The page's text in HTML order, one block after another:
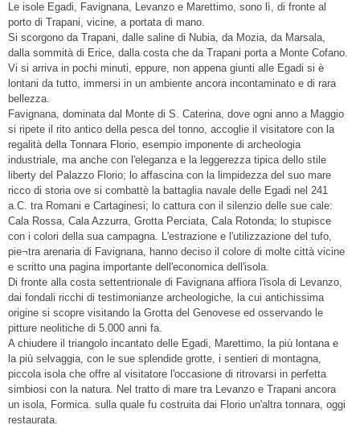
Le isole Egadi, Favignana, Levanzo e Marettimo, sono lì, di fronte al
porto di Trapani, vicine, a portata di mano.
Si scorgono da Trapani, dalle saline di Nubia, da Mozia, da Marsala,
dalla sommità di Erice, dalla costa che da Trapani porta a Monte Cofano.
Vi si arriva in pochi minuti, eppure, non appena giunti alle Egadi si è
lontani da tutto, immersi in un ambiente ancora incontaminato e di rara
bellezza.
Favignana, dominata dal Monte di S. Caterina, dove ogni anno a Maggio
si ripete il rito antico della pesca del tonno, accoglie il visitatore con la
regalità della Tonnara Florio, esempio imponente di archeologia
industriale, ma anche con l'eleganza e la leggerezza tipica dello stile
liberty del Palazzo Florio; lo affascina con la limpidezza del suo mare
ricco di storia ove si combattè la battaglia navale delle Egadi nel 241
a.C. tra Romani e Cartaginesi; lo cattura con il silenzio delle sue cale:
Cala Rossa, Cala Azzurra, Grotta Perciata, Cala Rotonda; lo stupisce
con i colori della sua campagna. L'estrazione e l'utilizzazione del tufo,
pie¬tra arenaria di Favignana, hanno deciso il colore di molte città vicine
e scritto una pagina importante dell'economica dell'isola.
Di fronte alla costa settentrionale di Favignana affiora l'isola di Levanzo,
dai fondali ricchi di testimonianze archeologiche, la cui antichissima
origine si scopre visitando la Grotta del Genovese ed osservando le
pitture neolitiche di 5.000 anni fa.
A chiudere il triangolo incantato delle Egadi, Marettimo, la più lontana e
la più selvaggia, con le sue splendide grotte, i sentieri di montagna,
piccola isola che offre al visitatore l'occasione di ritrovarsi in perfetta
simbiosi con la natura. Nel tratto di mare tra Levanzo e Trapani ancora
un isola, Formica. sulla quale fu costruita dai Florio un'altra tonnara, oggi
restaurata.